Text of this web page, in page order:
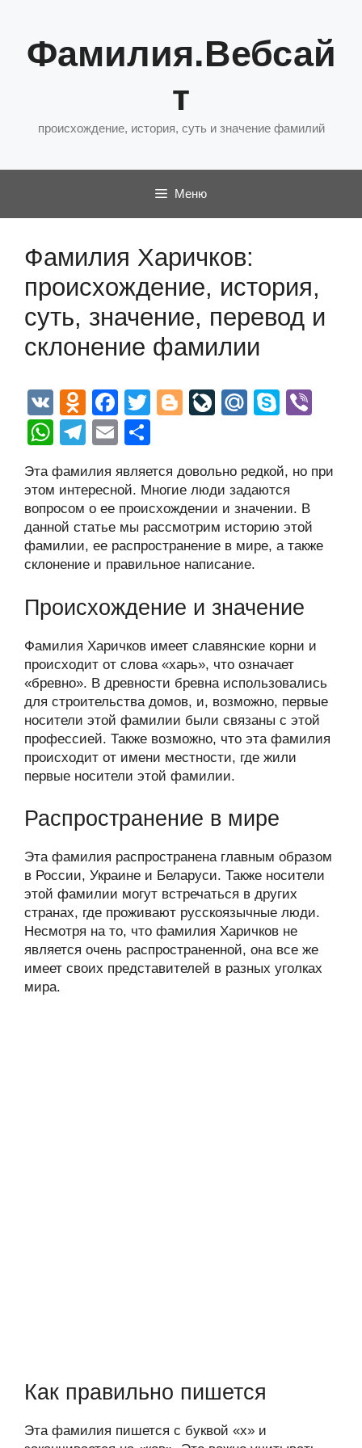
содержимому
Фамилия.Вебсай
т
происхождение, история, суть и значение фамилий
Меню
Фамилия Харичков:
происхождение, история,
суть, значение, перевод и
склонение фамилии
V
K
O
d
n
o
kl
a
ss
ki
F
a
c
e
b
o
o
T
er
Bl
g
er
Li
J
o
ur
n
M
u
S
e
W
at
s
A
p
T
e
gr
a
m
E
ail р
а
в
и
Эта фамилия является довольно редкой, но при
этом интересной. Многие люди задаются
вопросом о ее происхождении и значении. В
данной статье мы рассмотрим историю этой
фамилии, ее распространение в мире, а также
склонение и правильное написание.
Происхождение и значение
Фамилия Харичков имеет славянские корни и
происходит от слова «харь», что означает
«бревно». В древности бревна использовались
для строительства домов, и, возможно, первые
носители этой фамилии были связаны с этой
профессией. Также возможно, что эта фамилия
происходит от имени местности, где жили
первые носители этой фамилии.
Распространение в мире
Эта фамилия распространена главным образом
в России, Украине и Беларуси. Также носители
этой фамилии могут встречаться в других
странах, где проживают русскоязычные люди.
Несмотря на то, что фамилия Харичков не
является очень распространенной, она все же
имеет своих представителей в разных уголках
мира.
Как правильно пишется
Эта фамилия пишется с буквой «х» и